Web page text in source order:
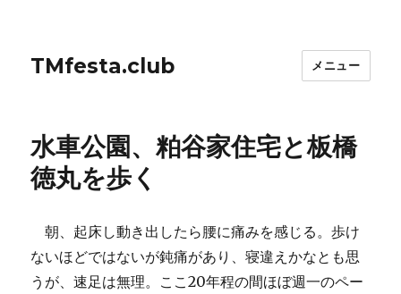
TMfesta.club メニュー
水車公園、粕谷家住宅と板橋
徳丸を歩く
朝、起床し動き出したら腰に痛みを感じる。歩け
ないほどではないが鈍痛があり、寝違えかなとも思
うが、速足は無理。ここ20年程の間ほぼ週一のペー